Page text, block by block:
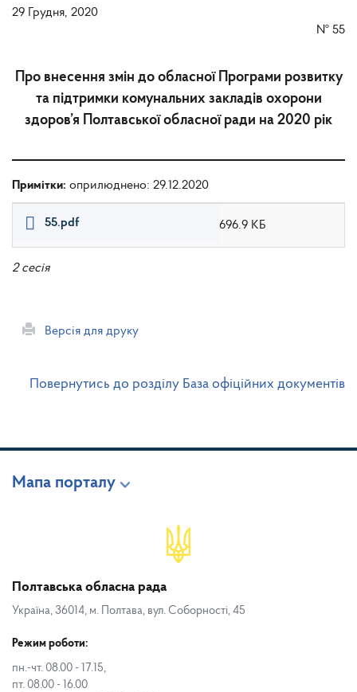
29 Грудня, 2020
№ 55
Про внесення змін до обласної Програми розвитку
та підтримки комунальних закладів охорони
здоров’я Полтавської обласної ради на 2020 рік
Примітки: оприлюднено: 29.12.2020
55.pdf 696.9 КБ
2 сесія
Версія для друку
Повернутись до розділу База офіційних документів
Мапа порталу
Полтавська обласна рада
Україна, 36014, м. Полтава, вул. Соборності, 45
Режим роботи:
пн.-чт. 08.00 - 17.15,
пт. 08.00 - 16.00